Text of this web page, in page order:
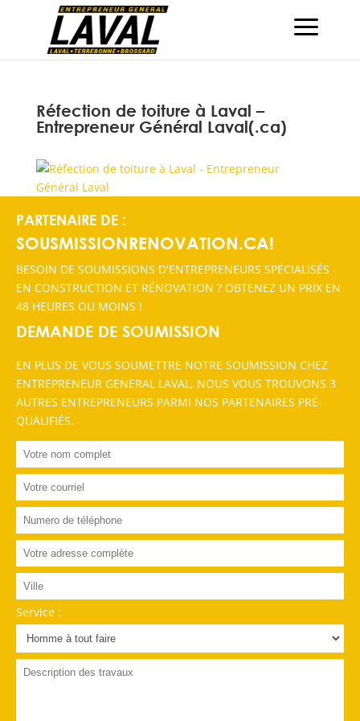
Réfection de toiture à Laval –
Entrepreneur Général Laval(.ca)
PARTENAIRE DE :
SOUSMISSIONRENOVATION.CA!
BESOIN DE SOUMISSIONS D'ENTREPRENEURS SPÉCIALISÉS
EN CONSTRUCTION ET RÉNOVATION ? OBTENEZ UN PRIX EN
48 HEURES OU MOINS !
DEMANDE DE SOUMISSION
EN PLUS DE VOUS SOUMETTRE NOTRE SOUMISSION CHEZ
ENTREPRENEUR GENERAL LAVAL, NOUS VOUS TROUVONS 3
AUTRES ENTREPRENEURS PARMI NOS PARTENAIRES PRÉ-
QUALIFIÉS.
Service :